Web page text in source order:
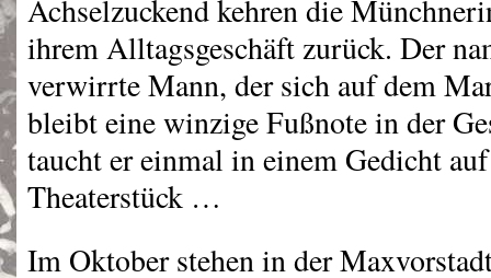
Achselzuckend kehren die
ihrem Alltagsgeschäft zurück. Der
verwirrte Mann, der sich auf dem
bleibt eine winzige Fußnote in der
taucht er einmal in einem Gedicht
Theaterstück …
Im Oktober stehen in der